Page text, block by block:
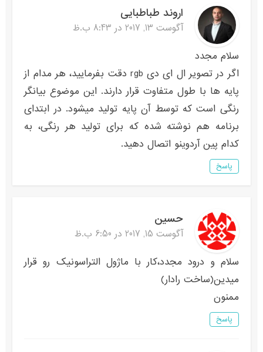
اروند طباطبایی
آگوست 13, 2017 در 8:43 ب.ظ
سلام مجدد
اگر در تصویر ال اى دى rgb دقت بفرمایید، هر مدام از
پایه ها با طول متفاوت قرار دارند. این موضوع بیانگر
رنگى است که توسط آن پایه تولید میشود. در ابتداى
برنامه هم نوشته شده که براى تولید هر رنگى، به
کدام پین آردوینو اتصال دهید.
پاسخ
حسين
آگوست 15, 2017 در 6:50 ب.ظ
سلام و درود مجدد،کار با ماژول التراسونیک رو قرار
میدین(ساخت رادار)
ممنون
پاسخ